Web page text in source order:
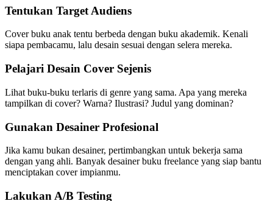
Tentukan Target Audiens
Cover buku anak tentu berbeda dengan buku akademik. Kenali
siapa pembacamu, lalu desain sesuai dengan selera mereka.
Pelajari Desain Cover Sejenis
Lihat buku-buku terlaris di genre yang sama. Apa yang mereka
tampilkan di cover? Warna? Ilustrasi? Judul yang dominan?
Gunakan Desainer Profesional
Jika kamu bukan desainer, pertimbangkan untuk bekerja sama
dengan yang ahli. Banyak desainer buku freelance yang siap bantu
menciptakan cover impianmu.
Lakukan A/B Testing